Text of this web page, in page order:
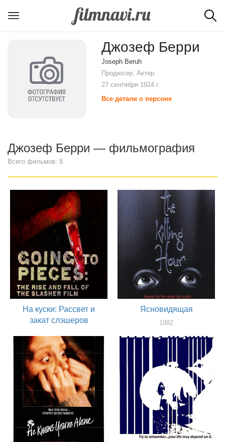
Джозеф Берри
Joseph Beruh
Продюсер, Актер
27 сентября 1924 г.
Все детали о персоне
Джозеф Берри — фильмография
Всего фильмов: 8
На куски: Рассвет и
закат слэшеров
актер
Ясновидящая
1982